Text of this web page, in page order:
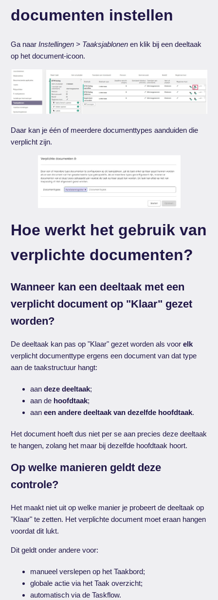
documenten instellen
Ga naarInstellingen > Taaksjablonen en klik bij een deeltaak
op het document-icoon.
Daar kan je één of meerdere documenttypes aanduiden die
verplicht zijn.
Hoe werkt het gebruik van
verplichte documenten?
Wanneer kan een deeltaak met een
verplicht document op "Klaar" gezet
worden?
De deeltaak kan pas op "Klaar" gezet worden als voorelk
verplicht documenttype ergens een document van dat type
aan de taakstructuur hangt:
aandeze deeltaak;
aan de hoofdtaak;
aaneen andere deeltaak van dezelfde hoofdtaak.
Het document hoeft dus niet per se aan precies deze deeltaak
te hangen, zolang het maar bij dezelfde hoofdtaak hoort.
Op welke manieren geldt deze
controle?
Het maakt niet uit op welke manier je probeert de deeltaak op
"Klaar" te zetten. Het verplichte document moet eraan hangen
voordat dit lukt.
Dit geldt onder andere voor:
manueel verslepen op het Taakbord;
globale actie via het Taak overzicht;
automatisch via de Taskflow.